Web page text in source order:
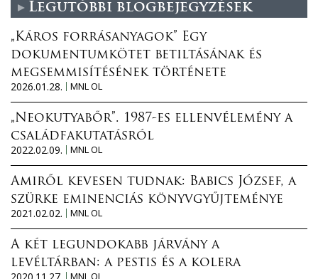
Legutóbbi blogbejegyzések
„Káros forrásanyagok” Egy
dokumentumkötet betiltásának és
megsemmisítésének története
2026.01.28.
MNL OL
„Neokutyabőr”. 1987-es ellenvélemény a
családfakutatásról
2022.02.09.
MNL OL
Amiről kevesen tudnak: Babics József, a
szürke eminenciás könyvgyűjteménye
2021.02.02.
MNL OL
A két legundokabb járvány a
levéltárban: a pestis és a kolera